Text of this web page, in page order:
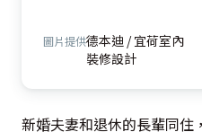
圖片提供德本迪 / 宜荷室內
裝修設計
新婚夫妻和退休的長輩同住